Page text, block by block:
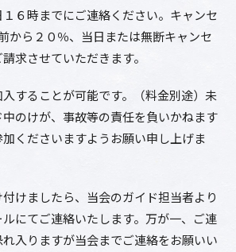
１６時までにご連絡ください。キャンセ
から２０％、当日または無断キャンセ
求させていただきます。
入することが可能です。（料金別途）未
のけが、事故等の責任を負いかねます
くださいますようお願い申し上げま
付けましたら、当会のガイド担当者より
にてご連絡いたします。万が一、ご連
入りますが当会までご連絡をお願いい